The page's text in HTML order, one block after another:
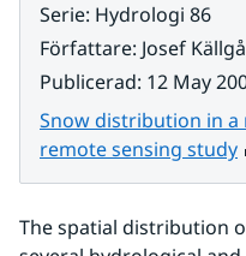
Serie: Hydrologi 86
Författare: Josef
Publicerad: 12 May
Snow distribution in
remote sensing study
The spatial distribution